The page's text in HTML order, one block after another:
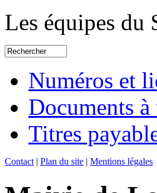
Les équipes
Numéros et
Documents à
Titres
Contact | Plan du site | Mentions légales